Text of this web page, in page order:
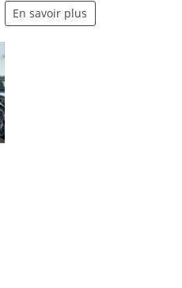
En savoir plus